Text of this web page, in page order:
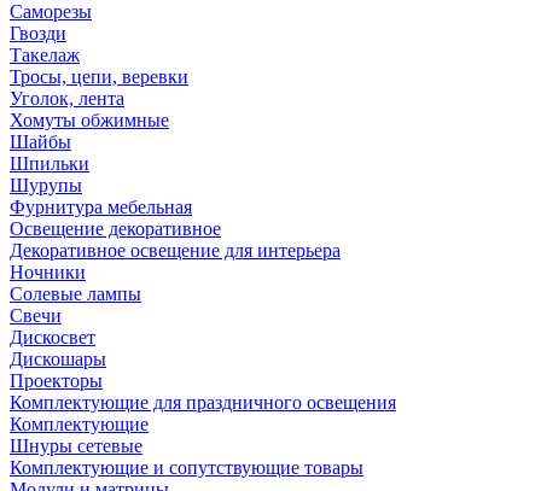
Саморезы
Гвозди
Такелаж
Тросы, цепи, веревки
Уголок, лента
Хомуты обжимные
Шайбы
Шпильки
Шурупы
Фурнитура мебельная
Освещение декоративное
Декоративное освещение для интерьера
Ночники
Солевые лампы
Свечи
Дискосвет
Дискошары
Проекторы
Комплектующие для праздничного освещения
Комплектующие
Шнуры сетевые
Комплектующие и сопутствующие товары